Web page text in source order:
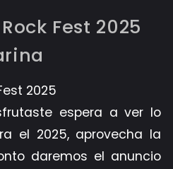
Fest 2025
2025
espera a ver lo
el 2025, aprovecha la
daremos el anuncio